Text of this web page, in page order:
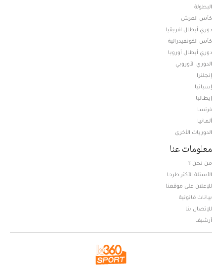
البطولة
كأس العرش
دوري أبطال افريقيا
كأس الكونفيدرالية
دوري أبطال أوروبا
الدوري الأوروبي
إنجلترا
إسبانيا
إيطاليا
فرنسا
ألمانيا
الدوريات الأخرى
معلومات عنا
من نحن ؟
الأسئلة الأكثر طرحا
للإعلان على موقعنا
بيانات قانونية
للإتصال بنا
أرشيف